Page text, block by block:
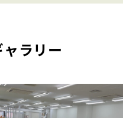
ラリー